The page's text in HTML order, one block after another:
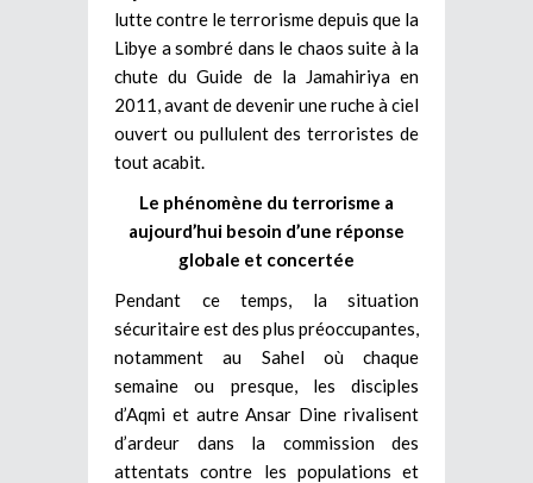
lutte contre le terrorisme depuis que la
Libye a sombré dans le chaos suite à la
chute du Guide de la Jamahiriya en
2011, avant de devenir une ruche à ciel
ouvert ou pullulent des terroristes de
tout acabit.
Le phénomène du terrorisme a
aujourd’hui besoin d’une réponse
globale et concertée
Pendant ce temps, la situation
sécuritaire est des plus préoccupantes,
notamment au Sahel où chaque
semaine ou presque, les disciples
d’Aqmi et autre Ansar Dine rivalisent
d’ardeur dans la commission des
attentats contre les populations et